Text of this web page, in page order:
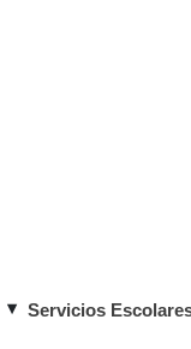
Servicios